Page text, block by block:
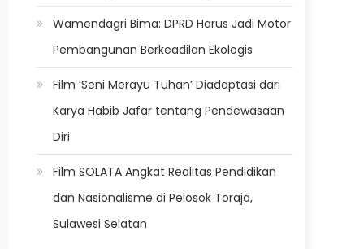
Wamendagri Bima: DPRD Harus Jadi Motor
Pembangunan Berkeadilan Ekologis
Film ‘Seni Merayu Tuhan’ Diadaptasi dari
Karya Habib Jafar tentang Pendewasaan
Diri
Film SOLATA Angkat Realitas Pendidikan
dan Nasionalisme di Pelosok Toraja,
Sulawesi Selatan